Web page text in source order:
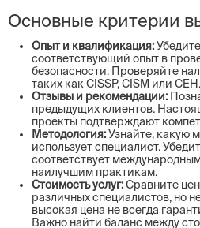
Основные критерии
Опыт и квалификация:
соответствующий опыт в
безопасности. Проверяйте
таких как CISSP, CISM или CEH.
Отзывы и рекомендации:
предыдущих клиентов.
проекты подтверждают
Методология:Узнайте, какую
использует специалист.
соответствует
наилучшим практикам.
Стоимость услуг:Сравните
различных специалистов, но
высокая цена не всегда
Важно найти баланс между